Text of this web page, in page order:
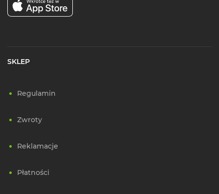
SKLEP
Regulamin
Zwroty
Reklamacje
Płatności